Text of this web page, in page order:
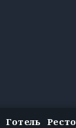
Готель